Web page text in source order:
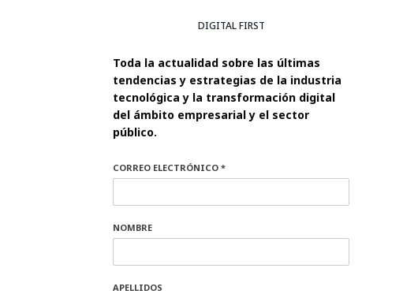
DIGITAL FIRST
Toda la actualidad sobre las últimas
tendencias y estrategias de la industria
tecnológica y la transformación digital
del ámbito empresarial y el sector
público.
CORREO ELECTRÓNICO *
NOMBRE
APELLIDOS